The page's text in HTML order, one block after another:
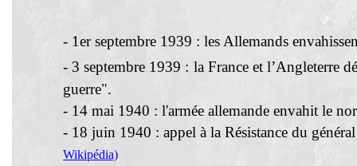
- 1er septembre 1939 : les Allemands
- 3 septembre 1939 : la France et l’Angleterre
guerre".
- 14 mai 1940 : l'armée allemande envahit le
- 18 juin 1940 : appel à la Résistance du
Wikipédia)